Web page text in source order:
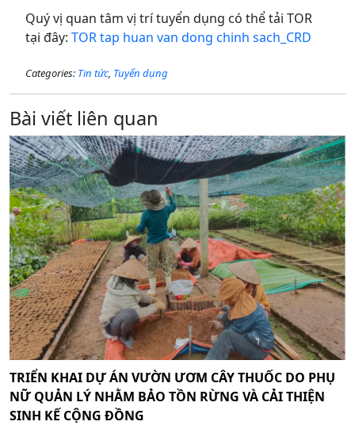
Quý vị quan tâm vị trí tuyển dụng có thể tải TOR
tại đây: TOR tap huan van dong chinh sach_CRD
Categories: Tin tức, Tuyển dụng
Bài viết liên quan
TRIỂN KHAI DỰ ÁN VƯỜN ƯƠM CÂY THUỐC DO PHỤ
NỮ QUẢN LÝ NHẰM BẢO TỒN RỪNG VÀ CẢI THIỆN
SINH KẾ CỘNG ĐỒNG